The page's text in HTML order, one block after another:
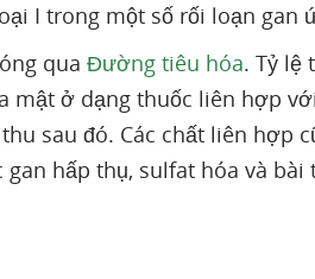
I trong một số rối loạn gan
qua Đường tiêu hóa. Tỷ lệ
mật ở dạng thuốc liên hợp
sau đó. Các chất liên hợp
hấp thụ, sulfat hóa và